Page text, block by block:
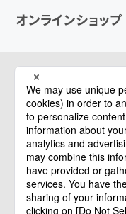
オンラインショップ
関連サイト